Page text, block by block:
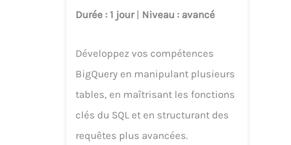
Durée : 1 jour | Niveau : avancé
Développez vos compétences
BigQuery en manipulant plusieurs
tables, en maîtrisant les fonctions
clés du SQL et en structurant des
requêtes plus avancées.